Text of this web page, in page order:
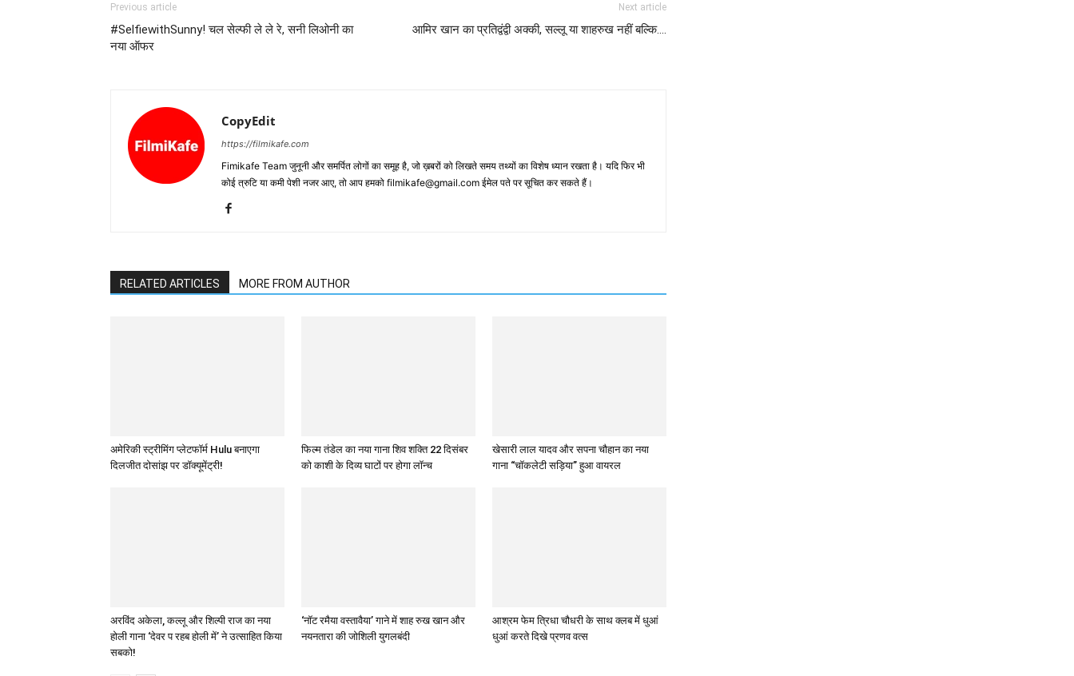
Previous article
#SelfiewithSunny! चल सेल्‍फी ले ले रे, सनी लिओनी का
नया ऑफर
Next article
आमिर खान का प्रतिद्वंद्वी अक्‍की, सल्‍लू या शाहरुख नहीं बल्‍कि….
CopyEdit
https://filmikafe.com
Fimikafe Team जुनूनी और समर्पित लोगों का समूह है, जो ख़बरों को लिखते समय तथ्‍यों का विशेष ध्‍यान रखता है। यदि फिर भी
कोई त्रुटि या कमी पेशी नजर आए, तो आप हमको filmikafe@gmail.com ईमेल पते पर सूचित कर सकते हैं।
RELATED ARTICLES MORE FROM AUTHOR
अमेरिकी स्ट्रीमिंग प्लेटफॉर्म Hulu बनाएगा
दिलजीत दोसांझ पर डॉक्यूमेंट्री!
फिल्म तंडेल का नया गाना शिव शक्ति 22 दिसंबर
को काशी के दिव्य घाटों पर होगा लॉन्च
खेसारी लाल यादव और सपना चौहान का नया
गाना “चॉकलेटी सड़िया” हुआ वायरल
अरविंद अकेला, कल्लू और शिल्पी राज का नया
होली गाना ‘देवर प रहब होली में’ ने उत्साहित किया
सबको!
‘नॉट रमैया वस्तावैया’ गाने में शाह रुख खान और
नयनतारा की जोशिली युगलबंदी
आश्रम फेम त्रिधा चौधरी के साथ क्लब में धुआं
धुआं करते दिखे प्रणव वत्स